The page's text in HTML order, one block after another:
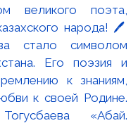
великого поэта,
народа! 🖊️
стало символом
Его поэзия и
к знаниям,
к своей Родине.
«Абай.